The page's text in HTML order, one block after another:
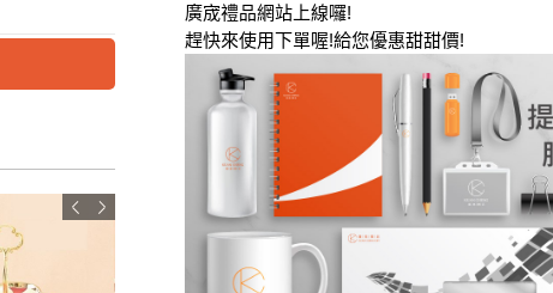
廣宬禮品網站上線囉!
趕快來使用下單喔!給您優惠甜甜價!